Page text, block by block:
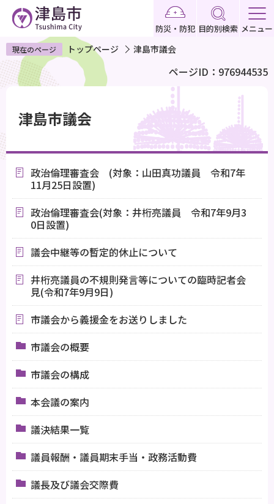
ペ
ー
ジ
で
す
防災・防犯 目的別検索 メニュー
現在のページ トップページ 津島市議会
ページID：976944535
津島市議会
政治倫理審査会 (対象：山田真功議員 令和7年
11月25日設置)
政治倫理審査会(対象：井桁亮議員 令和7年9月3
0日設置)
議会中継等の暫定的休止について
井桁亮議員の不規則発言等についての臨時記者会
見(令和7年9月9日)
市議会から義援金をお送りしました
市議会の概要
市議会の構成
本会議の案内
議決結果一覧
議員報酬・議員期末手当・政務活動費
議長及び議会交際費